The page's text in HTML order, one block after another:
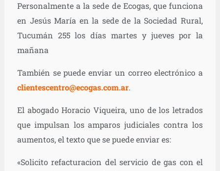
Personalmente a la sede de Ecogas, que funciona
en Jesús María en la sede de la Sociedad Rural,
Tucumán 255 los días martes y jueves por la
mañana
También se puede enviar un correo electrónico a
clientescentro@ecogas.com.ar.
El abogado Horacio Viqueira, uno de los letrados
que impulsan los amparos judiciales contra los
aumentos, el texto que se puede enviar es:
«Solicito refacturacion del servicio de gas con el